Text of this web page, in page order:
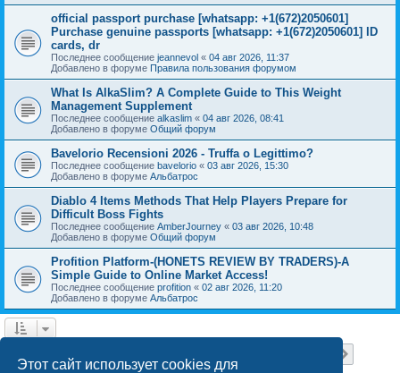
Этот сайт использует cookies для
official passport purchase [whatsapp: +1(672)2050601]
Purchase genuine passports [whatsapp: +1(672)2050601] ID
cards, dr
Последнее сообщение jeannevol « 04 авг 2026, 11:37
Добавлено в форуме Правила пользования форумом
What Is AlkaSlim? A Complete Guide to This Weight
Management Supplement
Последнее сообщение alkaslim « 04 авг 2026, 08:41
Добавлено в форуме Общий форум
Bavelorio Recensioni 2026 - Truffa o Legittimo?
Последнее сообщение bavelorio « 03 авг 2026, 15:30
Добавлено в форуме Альбатрос
Diablo 4 Items Methods That Help Players Prepare for
Difficult Boss Fights
Последнее сообщение AmberJourney « 03 авг 2026, 10:48
Добавлено в форуме Общий форум
Profition Platform-(HONETS REVIEW BY TRADERS)-A
Simple Guide to Online Market Access!
Последнее сообщение profition « 02 авг 2026, 11:20
Добавлено в форуме Альбатрос